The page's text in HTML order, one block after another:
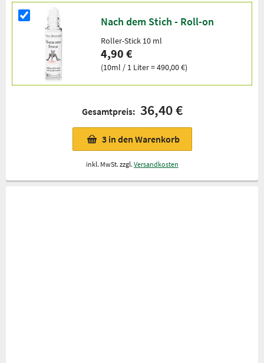
Nach dem Stich - Roll-on
Roller-Stick 10 ml
4,90 €
(10ml / 1 Liter = 490,00 €)
Gesamtpreis: 36,40 €
3 in den Warenkorb
inkl. MwSt. zzgl. Versandkosten